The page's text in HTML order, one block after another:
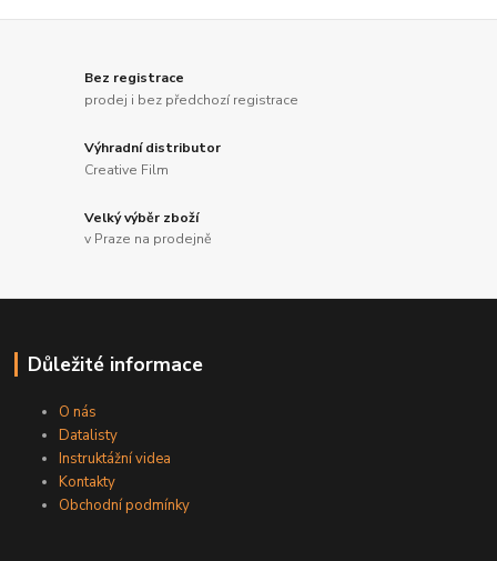
Bez registrace
prodej i bez předchozí registrace
Výhradní distributor
Creative Film
Velký výběr zboží
v Praze na prodejně
Důležité informace
O nás
Datalisty
Instruktážní videa
Kontakty
Obchodní podmínky